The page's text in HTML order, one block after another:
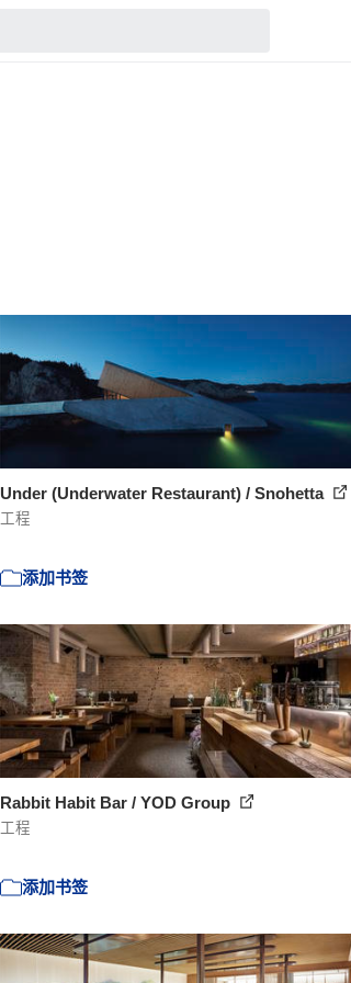
Under (Underwater Restaurant) / Snohetta
工程
添加书签
Rabbit Habit Bar / YOD Group
工程
添加书签